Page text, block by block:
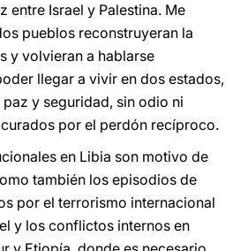
entre Israel y Palestina. Me
pueblos reconstruyeran la
y volvieran a hablarse
llegar a vivir en dos estados,
y seguridad, sin odio ni
por el perdón recíproco.
en Libia son motivo de
también los episodios de
por el terrorismo internacional
y los conflictos internos en